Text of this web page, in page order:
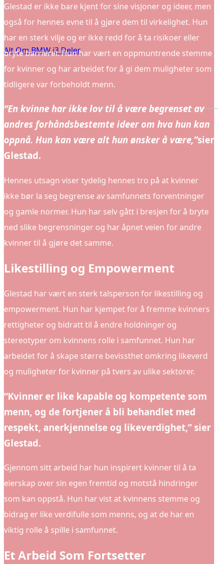
Alt Om BMW i3 Deler
Glestad er ikke bare kjent for sine visjoner og ideer, men
også for hennes evne til å gjøre dem til virkelighet. Hun
har en sterk vilje og er ikke redd for å ta risikoer eller
bryte barrierer. Hun har vært en oppmuntrende stemme
for kvinner og har arbeidet for å gi dem muligheter som
tidligere var forbeholdt menn.
“En kvinne har ikke lov til å være begrenset av
andres forhåndsbestemte ideer om hva hun kan
oppnå. Hun kan være alt hun ønsker å være,”sier
Glestad.
Hennes utsagn viser tydelig hennes tro på at kvinner
ikke bør la seg begrense av samfunnets forventninger
og gamle normer. Hun har selv gått i bresjen for å bryte
ned slike begrensninger og har åpnet veien for andre
kvinner til å gjøre det samme.
Likestilling og Empowerment
Glestad har vært en sterk talsperson for likestilling og
empowerment. Hun har kjempet for å fremme kvinners
rettigheter og bidratt til å endre holdninger og
stereotyper om kvinnens rolle i samfunnet. Hun har
arbeidet for å skape større bevissthet omkring likeverd
og muligheter for kvinner på tvers av ulike sektorer.
“Kvinner er like kapable og kompetente som
menn, og de fortjener å bli behandlet med
respekt, anerkjennelse og likeverdighet,” sier
Glestad.
Gjennom sitt arbeid har hun inspirert kvinner til å ta
eierskap over sin egen fremtid og motstå hindringer
som kan oppstå. Hun har vist at kvinnens stemme og
bidrag er like verdifulle som menns, og at de har en
viktig rolle å spille i samfunnet.
Et Arbeid Som Fortsetter